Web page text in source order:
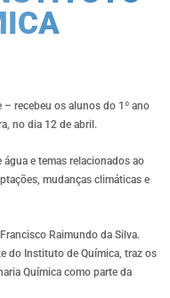
– recebeu os alunos do 1º ano
no dia 12 de abril.
e temas relacionados ao
mudanças climáticas e
Raimundo da Silva.
do Instituto de Química, traz os
Química como parte da